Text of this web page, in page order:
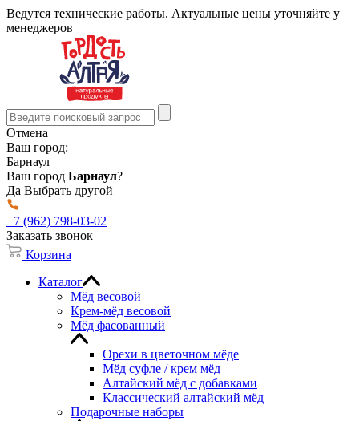
Ведутся технические работы. Актуальные цены уточняйте у
менеджеров
Отмена
Ваш город:
Барнаул
Ваш город Барнаул?
Да Выбрать другой
+7 (962) 798-03-02
Заказать звонок
Корзина
Каталог
Мёд весовой
Крем-мёд весовой
Мёд фасованный
Орехи в цветочном мёде
Мёд суфле / крем мёд
Алтайский мёд с добавками
Классический алтайский мёд
Подарочные наборы